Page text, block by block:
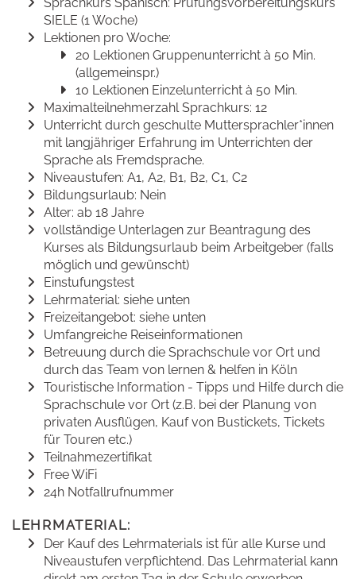
SIELE (1 Woche)
Lektionen pro Woche:
20 Lektionen Gruppenunterricht à 50 Min.
(allgemeinspr.)
10 Lektionen Einzelunterricht à 50 Min.
Maximalteilnehmerzahl Sprachkurs: 12
Unterricht durch geschulte Muttersprachler*innen
mit langjähriger Erfahrung im Unterrichten der
Sprache als Fremdsprache.
Niveaustufen: A1, A2, B1, B2, C1, C2
Bildungsurlaub: Nein
Alter: ab 18 Jahre
vollständige Unterlagen zur Beantragung des
Kurses als Bildungsurlaub beim Arbeitgeber (falls
möglich und gewünscht)
Einstufungstest
Lehrmaterial: siehe unten
Freizeitangebot: siehe unten
Umfangreiche Reiseinformationen
Betreuung durch die Sprachschule vor Ort und
durch das Team von lernen & helfen in Köln
Touristische Information - Tipps und Hilfe durch die
Sprachschule vor Ort (z.B. bei der Planung von
privaten Ausflügen, Kauf von Bustickets, Tickets
für Touren etc.)
Teilnahmezertifikat
Free WiFi
24h Notfallrufnummer
LEHRMATERIAL:
Der Kauf des Lehrmaterials ist für alle Kurse und
Niveaustufen verpflichtend. Das Lehrmaterial kann